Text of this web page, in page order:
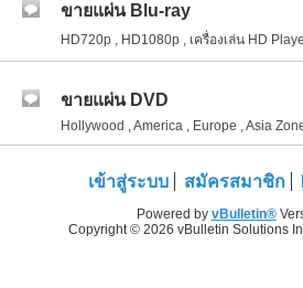
ขายแผ่น Blu-ray
HD720p , HD1080p , เครื่องเล่น HD
ขายแผ่น DVD
Hollywood , America , Europe , Asia
เข้าสู่ระบบ สมัครสมาชิก
Powered by vBulletin®
Copyright © 2026 vBulletin Solutions